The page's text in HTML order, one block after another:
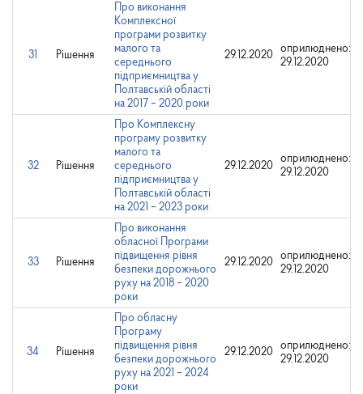
31 Рішення
Про виконання
Комплексної
програми розвитку
малого та
середнього
підприємництва у
Полтавській області
на 2017 – 2020 роки
29.12.2020
оприлюднено:
29.12.2020
32 Рішення
Про Комплексну
програму розвитку
малого та
середнього
підприємництва у
Полтавській області
на 2021 – 2023 роки
29.12.2020
оприлюднено:
29.12.2020
33 Рішення
Про виконання
обласної Програми
підвищення рівня
безпеки дорожнього
руху на 2018 – 2020
роки
29.12.2020
оприлюднено:
29.12.2020
34 Рішення
Про обласну
Програму
підвищення рівня
безпеки дорожнього
руху на 2021 – 2024
роки
29.12.2020
оприлюднено:
29.12.2020